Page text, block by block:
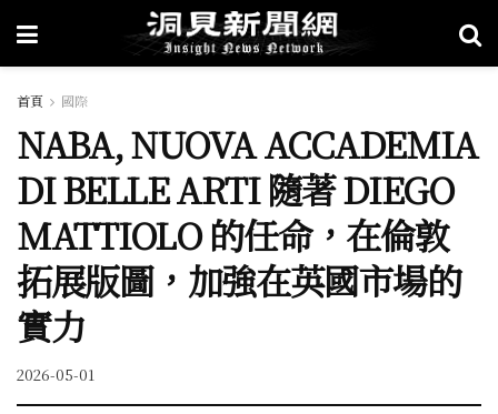
首頁 國際
NABA, NUOVA ACCADEMIA
DI BELLE ARTI 隨著 DIEGO
MATTIOLO 的任命，在倫敦
拓展版圖，加強在英國市場的
實力
2026-05-01